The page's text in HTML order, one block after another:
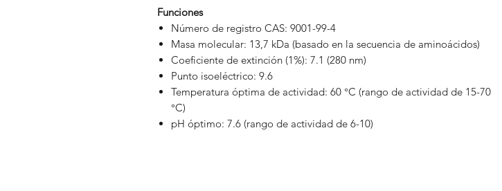
Funciones
Número de registro CAS: 9001-99-4
Masa molecular: 13,7 kDa (basado en la secuencia de aminoácidos)
Coeficiente de extinción (1%): 7.1 (280 nm)
Punto isoeléctrico: 9.6
Temperatura óptima de actividad: 60 °C (rango de actividad de 15-70
°C)
pH óptimo: 7.6 (rango de actividad de 6-10)